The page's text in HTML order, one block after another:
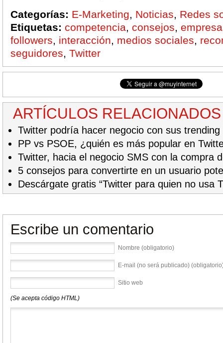
Categorías: E-Marketing, Noticias, Redes
Etiquetas: competencia, consejos,
followers, interacción, medios sociales,
seguidores, Twitter
ARTÍCULOS RELACIONADOS
Twitter podría hacer negocio con sus trending
PP vs PSOE, ¿quién es más popular en
Twitter, hacia el negocio SMS con la compra
5 consejos para convertirte en un usuario
Descárgate gratis “Twitter para quien no usa
Escribe un comentario
Nombre (obligatorio)
E-mail (no será publicado)
Sitio web
(Se acepta código HTML)